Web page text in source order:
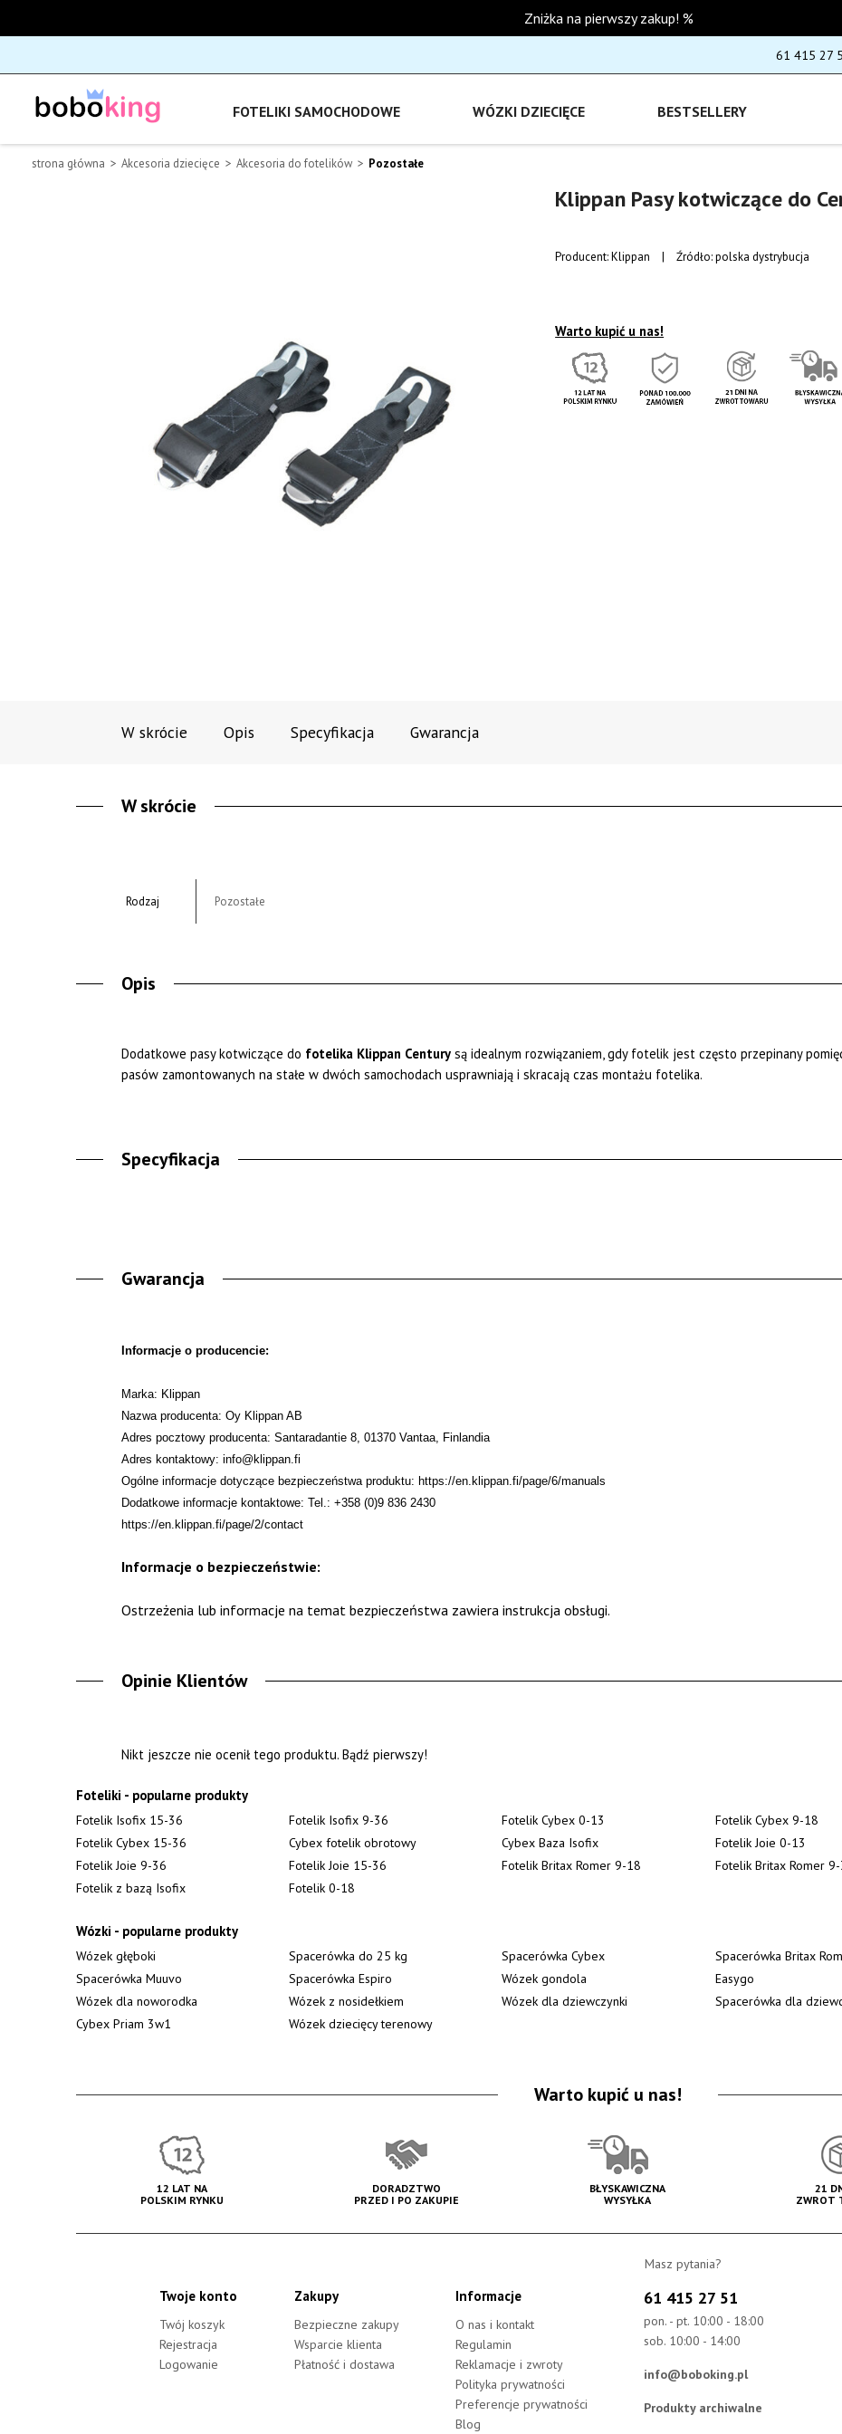
Zniżka na pierwszy zakup! %
61 415 27
FOTELIKI SAMOCHODOWE WÓZKI DZIECIĘCE BESTSELLERY
strona główna Akcesoria dziecięce Akcesoria do fotelików Pozostałe
Klippan Pasy kotwiczące do
Producent:Klippan | Źródło: polska dystrybucja
Warto kupić u nas!
W skrócie Opis Specyfikacja Gwarancja
W skrócie
Rodzaj Pozostałe
Opis
Dodatkowe pasy kotwiczące do fotelika Klippan Centurysą idealnym rozwiązaniem, gdy fotelik jest często przepinany
pasów zamontowanych na stałe w dwóch samochodach usprawniają i skracają czas montażu fotelika.
Specyfikacja
Gwarancja
Informacje o producencie:
Marka: Klippan
Nazwa producenta: Oy Klippan AB
Adres pocztowy producenta: Santaradantie 8, 01370 Vantaa, Finlandia
Adres kontaktowy: info@klippan.fi
Ogólne informacje dotyczące bezpieczeństwa produktu: https://en.klippan.fi/page/6/manuals
Dodatkowe informacje kontaktowe: Tel.: +358 (0)9 836 2430
https://en.klippan.fi/page/2/contact
Informacje o bezpieczeństwie:
Ostrzeżenia lub informacje na temat bezpieczeństwa zawiera instrukcja obsługi.
Opinie Klientów
Nikt jeszcze nie ocenił tego produktu. Bądź pierwszy!
Foteliki - popularne produkty
Fotelik Isofix 15-36 Fotelik Isofix 9-36 Fotelik Cybex 0-13 Fotelik Cybex 9-18
Fotelik Cybex 15-36
Cybex fotelik obrotowy Cybex Baza Isofix Fotelik Joie 0-13
Fotelik Joie 9-36
Fotelik Joie 15-36 Fotelik Britax Romer 9-18 Fotelik Britax Romer
Fotelik z bazą Isofix
Fotelik 0-18
Wózki - popularne produkty
Wózek głęboki Spacerówka do 25 kg Spacerówka Cybex Spacerówka Britax
Spacerówka Muuvo
Spacerówka Espiro Wózek gondola Easygo
Wózek dla noworodka
Wózek z nosidełkiem Wózek dla dziewczynki Spacerówka dla
Cybex Priam 3w1
Wózek dziecięcy terenowy
Warto kupić u nas!
12 LAT NA
POLSKIM RYNKU
DORADZTWO
PRZED I PO ZAKUPIE
BŁYSKAWICZNA
WYSYŁKA
21
ZWROT
Twoje konto
Twój koszyk
Rejestracja
Logowanie
Zakupy
Bezpieczne zakupy
Wsparcie klienta
Płatność i dostawa
Informacje
O nas i kontakt
Regulamin
Reklamacje i zwroty
Polityka prywatności
Preferencje prywatności
Blog
Masz pytania?
61 415 27 51
pon. - pt. 10:00 - 18:00
sob. 10:00 - 14:00
info@boboking.pl
Produkty archiwalne